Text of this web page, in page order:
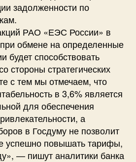
задолженности по
РАО «ЕЭС России» в
обмене на определенные
будет способствовать
стороны стратегических
с тем мы отмечаем, что
в 3,6% является
для обеспечения
а
в Госдуму не позволит
успешно повышать тарифы,
— пишут аналитики банка